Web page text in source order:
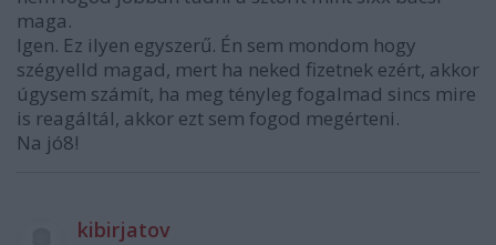
maga.
Igen. Ez ilyen egyszerű. Én sem mondom hogy
szégyelld magad, mert ha neked fizetnek ezért, akkor
úgysem számít, ha meg tényleg fogalmad sincs mire
is reagáltál, akkor ezt sem fogod megérteni.
Na jó8!
kibirjatov